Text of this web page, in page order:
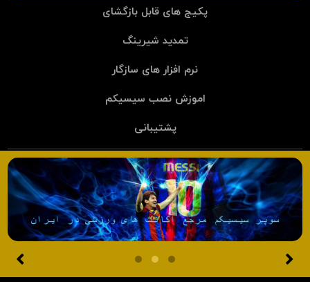
پکیج های قابل بازگشای
تمدید شیرینگ
نرم افزار های سازگار
اموزش نصب سیسیکم
پشتیبانی